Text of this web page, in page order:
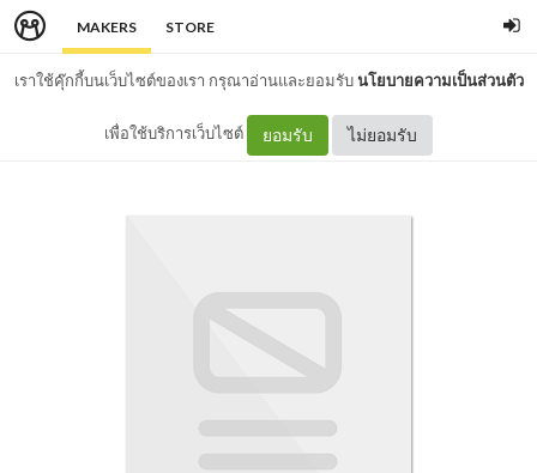
MAKERS STORE
เราใช้คุ๊กกี้บนเว็บไซต์ของเรา กรุณาอ่านและยอมรับนโยบายความเป็นส่วนตัว
เพื่อใช้บริการเว็บไซต์ ยอมรับ ไม่ยอมรับ